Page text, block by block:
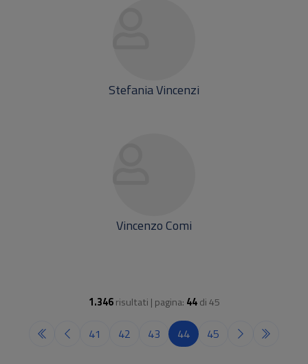
Stefania Vincenzi
Vincenzo Comi
1.346risultati | pagina: 44di45
41 42 43 44 45